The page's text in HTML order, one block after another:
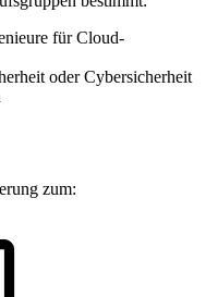
für Cloud-
oder Cybersicherheit
zum: